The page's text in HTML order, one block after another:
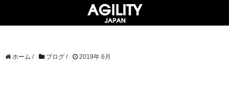
ホーム / ブログ / 2019年 6月